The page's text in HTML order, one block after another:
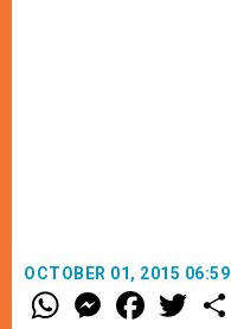
OCTOBER 01, 2015 06:59
W
h
M
e
F
a w